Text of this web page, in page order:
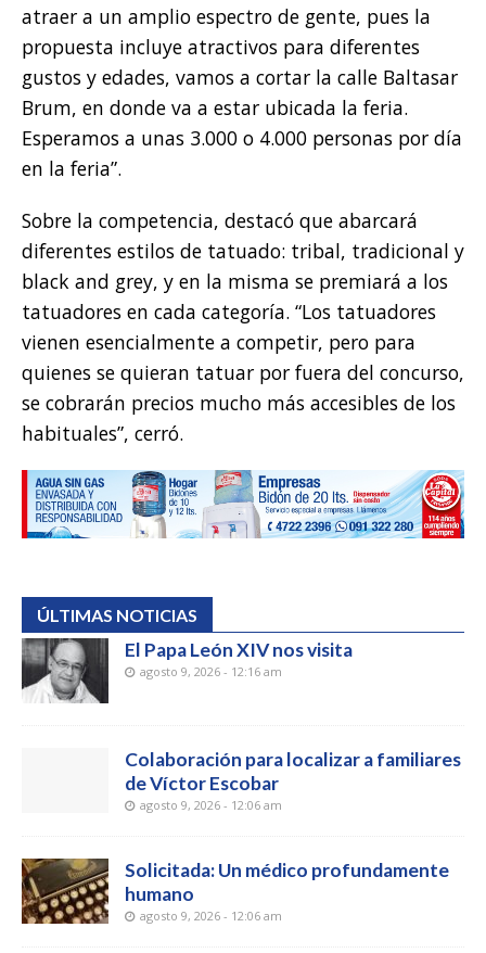
atraer a un amplio espectro de gente, pues la
propuesta incluye atractivos para diferentes
gustos y edades, vamos a cortar la calle Baltasar
Brum, en donde va a estar ubicada la feria.
Esperamos a unas 3.000 o 4.000 personas por día
en la feria”.
Sobre la competencia, destacó que abarcará
diferentes estilos de tatuado: tribal, tradicional y
black and grey, y en la misma se premiará a los
tatuadores en cada categoría. “Los tatuadores
vienen esencialmente a competir, pero para
quienes se quieran tatuar por fuera del concurso,
se cobrarán precios mucho más accesibles de los
habituales”, cerró.
ÚLTIMAS NOTICIAS
El Papa León XIV nos visita
agosto 9, 2026 - 12:16 am
Colaboración para localizar a familiares
de Víctor Escobar
agosto 9, 2026 - 12:06 am
Solicitada: Un médico profundamente
humano
agosto 9, 2026 - 12:06 am